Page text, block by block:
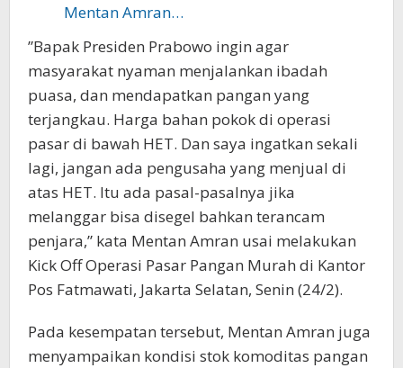
Mentan Amran…
”Bapak Presiden Prabowo ingin agar
masyarakat nyaman menjalankan ibadah
puasa, dan mendapatkan pangan yang
terjangkau. Harga bahan pokok di operasi
pasar di bawah HET. Dan saya ingatkan sekali
lagi, jangan ada pengusaha yang menjual di
atas HET. Itu ada pasal-pasalnya jika
melanggar bisa disegel bahkan terancam
penjara,” kata Mentan Amran usai melakukan
Kick Off Operasi Pasar Pangan Murah di Kantor
Pos Fatmawati, Jakarta Selatan, Senin (24/2).
Pada kesempatan tersebut, Mentan Amran juga
menyampaikan kondisi stok komoditas pangan